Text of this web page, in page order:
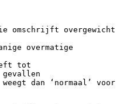
omschrijft overgewicht
overmatige
tot
dan ‘normaal’ voor